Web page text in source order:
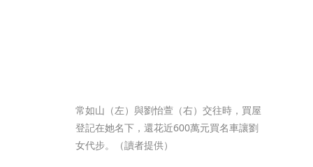
常如山（左）與劉怡萱（右）交往時，買屋
登記在她名下，還花近600萬元買名車讓劉
女代步。（讀者提供）